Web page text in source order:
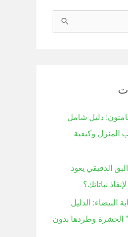
دليل شامل
المنزل وكيفية
الدقيقي يعود
نباتاتك؟
البيضاء: الدليل
الحشرة وطردها بدون